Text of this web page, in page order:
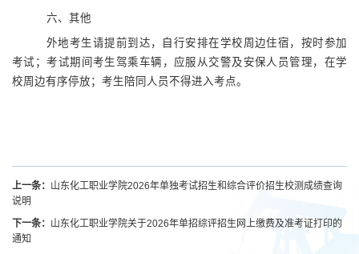
六、 其他
外地考生请提前到达，自行安排在学校周边住宿，按时参加
考试；考试期间考生驾乘车辆，应服从交警及安保人员管理，在学
校周边有序停放；考生陪同人员不得进入考点。
上一条： 山东化工职业学院2026年单独考试招生和综合评价招生校测成绩查询
说明
下一条： 山东化工职业学院关于2026年单招综评招生网上缴费及准考证打印的
通知